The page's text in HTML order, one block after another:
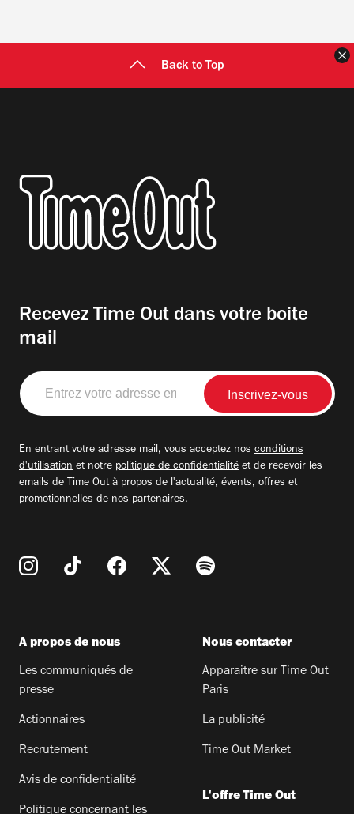
Back to Top
Recevez Time Out dans votre boite
mail
Entrez
votre
adresse
En entrant votre adresse mail, vous acceptez nos conditions
d'utilisation et notre politique de confidentialité et de recevoir les
emails de Time Out à propos de l'actualité, évents, offres et
promotionnelles de nos partenaires.
A propos de nous
Les communiqués de
presse
Actionnaires
Recrutement
Avis de confidentialité
Politique concernant les
Nous contacter
Apparaitre sur Time Out
Paris
La publicité
Time Out Market
L'offre Time Out